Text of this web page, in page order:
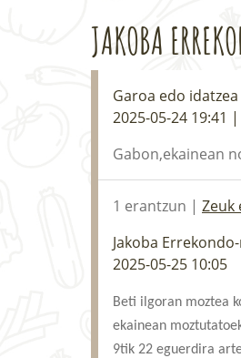
JAKOBA
Garoa edo
2025-05-24 19:41
Gabon,ekainean
1 erantzun | Zeuk
Jakoba
2025-05-25 10:05
Beti ilgoran moztea
ekainean
9tik 22 eguerdira